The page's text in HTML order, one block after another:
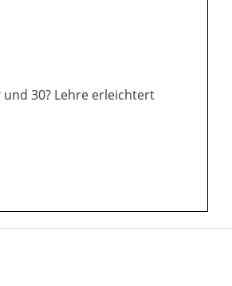
und 30? Lehre erleichtert